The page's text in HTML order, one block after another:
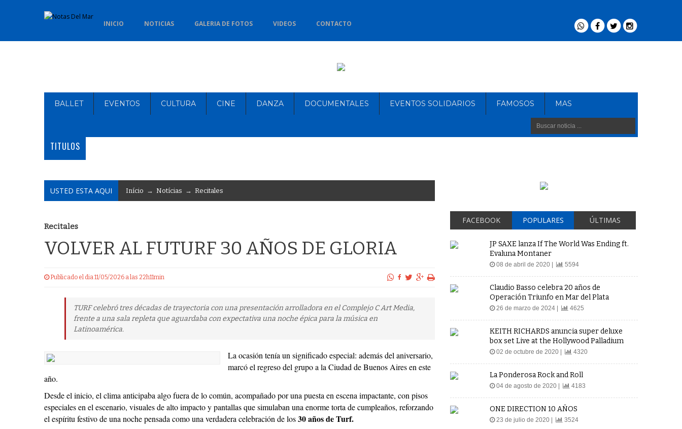
INICIO NOTICIAS GALERIA DE FOTOS VIDEOS CONTACTO
BALLET EVENTOS CULTURA CINE DANZA DOCUMENTALES EVENTOS SOLIDARIOS FAMOSOS MAS
TITULOS
USTED ESTA AQUI Início → Notícias → Recitales
Recitales
VOLVER AL FUTURF 30 AÑOS DE GLORIA
Publicado el dia 11/05/2026 a las 22h11min
TURF celebró tres décadas de trayectoria con una presentación arrolladora en el Complejo C Art Media,
frente a una sala repleta que aguardaba con expectativa una noche épica para la música en
Latinoamérica.
La ocasión tenía un significado especial: además del aniversario,
marcó el regreso del grupo a la Ciudad de Buenos Aires en este
año.
Desde el inicio, el clima anticipaba algo fuera de lo común, acompañado por una puesta en escena impactante, con pisos
especiales en el escenario, visuales de alto impacto y pantallas que simulaban una enorme torta de cumpleaños, reforzando
el espíritu festivo de una noche pensada como una verdadera celebración de los30 años de Turf.
FACEBOOK POPULARES ÚLTIMAS
JP SAXE lanza If The World Was Ending ft.
Evaluna Montaner
08 de abril de 2020 | 5594
Claudio Basso celebra 20 años de
Operación Triunfo en Mar del Plata
26 de marzo de 2024 | 4625
KEITH RICHARDS anuncia super deluxe
box set Live at the Hollywood Palladium
02 de octubre de 2020 | 4320
La Ponderosa Rock and Roll
04 de agosto de 2020 | 4183
ONE DIRECTION 10 AÑOS
23 de julio de 2020 | 3524